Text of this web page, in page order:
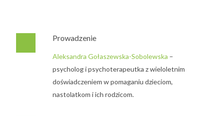
Prowadzenie
Aleksandra Gołaszewska-Sobolewska –
psycholog i psychoterapeutka z wieloletnim
doświadczeniem w pomaganiu dzieciom,
nastolatkom i ich rodzicom.